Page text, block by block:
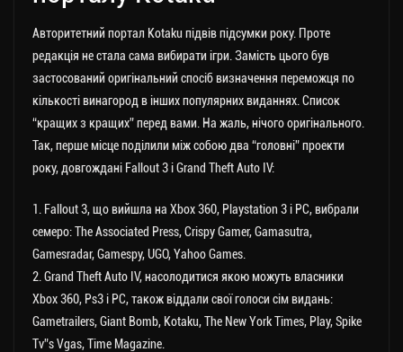
Авторитетний портал Kotaku підвів підсумки року. Проте
редакція не стала сама вибирати ігри. Замість цього був
застосований оригінальний спосіб визначення переможця по
кількості винагород в інших популярних виданнях. Список
“кращих з кращих” перед вами. На жаль, нічого оригінального.
Так, перше місце поділили між собою два “головні” проекти
року, довгождані Fallout 3 і Grand Theft Auto IV:
1. Fallout 3, що вийшла на Xbox 360, Playstation 3 і РС, вибрали
семеро: The Associated Press, Crispy Gamer, Gamasutra,
Gamesradar, Gamespy, UGO, Yahoo Games.
2. Grand Theft Auto IV, насолодитися якою можуть власники
Xbox 360, Ps3 і РС, також віддали свої голоси сім видань:
Gametrailers, Giant Bomb, Kotaku, The New York Times, Play, Spike
Tv”s Vgas, Time Magazine.